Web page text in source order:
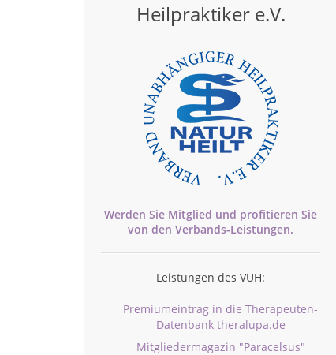
Heilpraktiker e.V.
Werden Sie Mitglied und profitieren Sie
von den Verbands-Leistungen.
Leistungen des VUH:
Premiumeintrag in die Therapeuten-
Datenbank theralupa.de
Mitgliedermagazin "Paracelsus"